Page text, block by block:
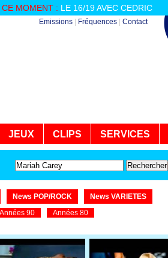
CE MOMENT : LE 16/19 AVEC CEDRIC
Emissions Fréquences Contact
JEUX CLIPS SERVICES
News POP/ROCK
News VARIETES
Années 90 Années 80